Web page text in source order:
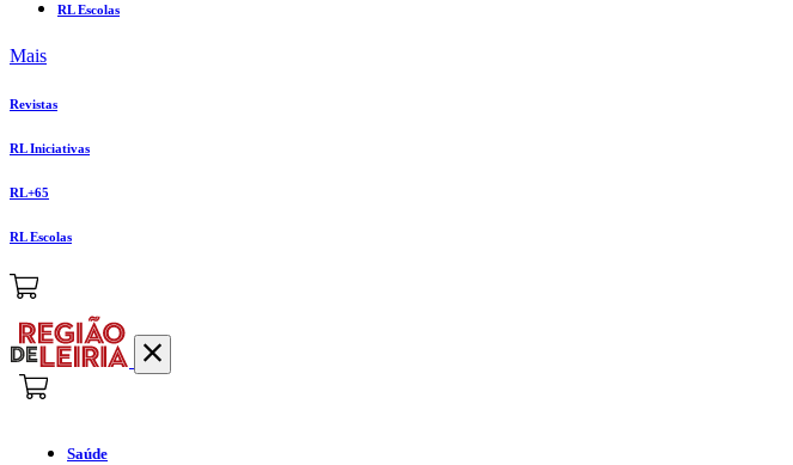
RL Escolas
Mais
Revistas
RL Iniciativas
RL+65
RL Escolas
Saúde